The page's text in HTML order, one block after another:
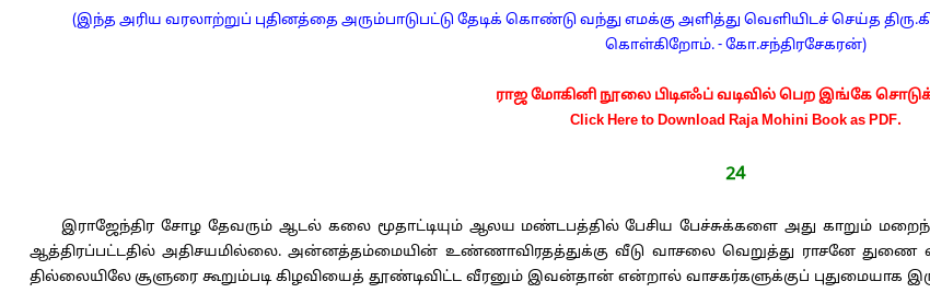
(இந்த அரிய வரலாற்றுப் புதினத்தை அரும்பாடுபட்டு தேடிக் கொண்டு வந்து எமக்கு அளித்து வெளியிடச் செய்த
கொள்கிறோம். - கோ.சந்திரசேகரன்)
ராஜ மோகினி நூலை பிடிஎஃப் வடிவில் பெற இங்கே
Click Here to Download Raja Mohini Book as PDF.
24
இராஜேந்திர சோழ தேவரும் ஆடல் கலை மூதாட்டியும் ஆலய மண்டபத்தில் பேசிய பேச்சுக்களை அது காறும்
ஆத்திரப்பட்டதில் அதிசயமில்லை. அன்னத்தம்மையின் உண்ணாவிரதத்துக்கு வீடு வாசலை வெறுத்து ராசனே துணை
தில்லையிலே சூளுரை கூறும்படி கிழவியைத் தூண்டிவிட்ட வீரனும் இவன்தான் என்றால் வாசகர்களுக்குப்